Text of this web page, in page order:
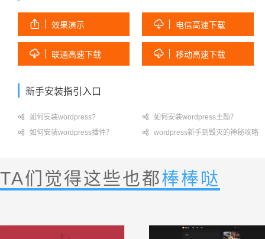
 效果演示  电信高速下载
 联通高速下载  移动高速下载
新手安装指引入口
 如何安装wordpress?  如何安装wordpress主题？
 如何安装wordpress插件？  wordpress新手到毁灭的神秘攻略
TA们觉得这些也都棒棒哒